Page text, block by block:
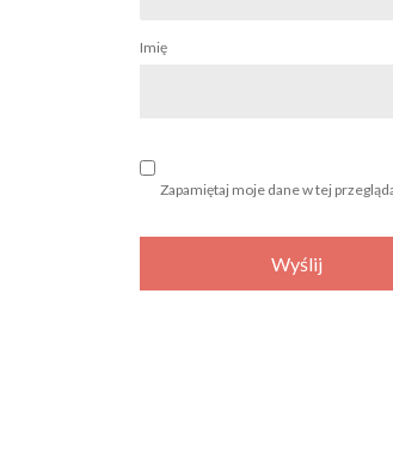
Imię
Zapamiętaj moje dane w tej